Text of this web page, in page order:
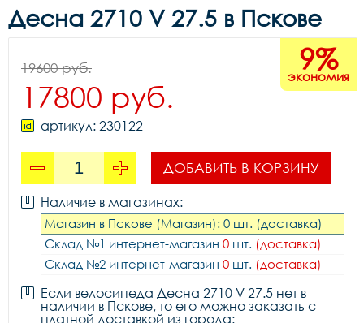
Десна 2710 V 27.5 в Пскове
9%
экономия
19600 руб.
17800 руб.
артикул: 230122
ДОБАВИТЬ В КОРЗИНУ
Наличие в магазинах:
Магазин в Пскове (Магазин): 0 шт. (доставка)
Склад №1 интернет-магазин 0 шт. (доставка)
Склад №2 интернет-магазин 0 шт. (доставка)
Если велосипеда Десна 2710 V 27.5 нет в
наличии в Пскове, то его можно заказать с
платной доставкой из города: